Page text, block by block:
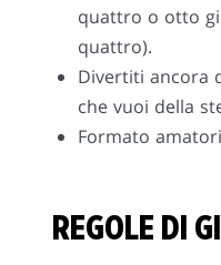
quattro o otto
quattro).
Divertiti ancora
che vuoi della
Formato
REGOLE DI